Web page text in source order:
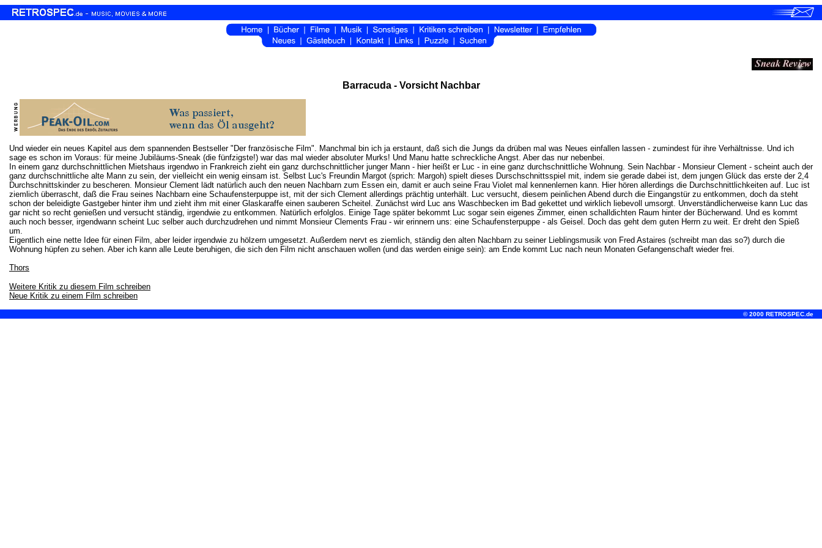
Barracuda - Vorsicht Nachbar
Und wieder ein neues Kapitel aus dem spannenden Bestseller "Der französische Film". Manchmal bin ich ja erstaunt, daß sich die Jungs da drüben mal was Neues einfallen lassen - zumindest für ihre Verhältnisse. Und ich
sage es schon im Voraus: für meine Jubiläums-Sneak (die fünfzigste!) war das mal wieder absoluter Murks! Und Manu hatte schreckliche Angst. Aber das nur nebenbei.
In einem ganz durchschnittlichen Mietshaus irgendwo in Frankreich zieht ein ganz durchschnittlicher junger Mann - hier heißt er Luc - in eine ganz durchschnittliche Wohnung. Sein Nachbar - Monsieur Clement - scheint auch der
ganz durchschnittliche alte Mann zu sein, der vielleicht ein wenig einsam ist. Selbst Luc's Freundin Margot (sprich: Margoh) spielt dieses Durschschnittsspiel mit, indem sie gerade dabei ist, dem jungen Glück das erste der 2,4
Durchschnittskinder zu bescheren. Monsieur Clement lädt natürlich auch den neuen Nachbarn zum Essen ein, damit er auch seine Frau Violet mal kennenlernen kann. Hier hören allerdings die Durchschnittlichkeiten auf. Luc ist
ziemlich überrascht, daß die Frau seines Nachbarn eine Schaufensterpuppe ist, mit der sich Clement allerdings prächtig unterhält. Luc versucht, diesem peinlichen Abend durch die Eingangstür zu entkommen, doch da steht
schon der beleidigte Gastgeber hinter ihm und zieht ihm mit einer Glaskaraffe einen sauberen Scheitel. Zunächst wird Luc ans Waschbecken im Bad gekettet und wirklich liebevoll umsorgt. Unverständlicherweise kann Luc das
gar nicht so recht genießen und versucht ständig, irgendwie zu entkommen. Natürlich erfolglos. Einige Tage später bekommt Luc sogar sein eigenes Zimmer, einen schalldichten Raum hinter der Bücherwand. Und es kommt
auch noch besser, irgendwann scheint Luc selber auch durchzudrehen und nimmt Monsieur Clements Frau - wir erinnern uns: eine Schaufensterpuppe - als Geisel. Doch das geht dem guten Herrn zu weit. Er dreht den Spieß
um.
Eigentlich eine nette Idee für einen Film, aber leider irgendwie zu hölzern umgesetzt. Außerdem nervt es ziemlich, ständig den alten Nachbarn zu seiner Lieblingsmusik von Fred Astaires (schreibt man das so?) durch die
Wohnung hüpfen zu sehen. Aber ich kann alle Leute beruhigen, die sich den Film nicht anschauen wollen (und das werden einige sein): am Ende kommt Luc nach neun Monaten Gefangenschaft wieder frei.
Thors
Weitere Kritik zu diesem Film schreiben
Neue Kritik zu einem Film schreiben
© 2000 RETROSPEC.de